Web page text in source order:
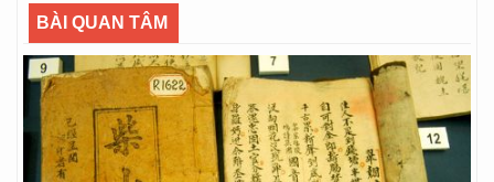
BÀI QUAN TÂM